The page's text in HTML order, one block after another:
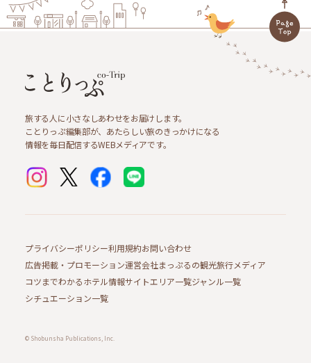
旅する人に小さなしあわせをお届けします。
ことりっぷ編集部が、あたらしい旅のきっかけになる
情報を毎日配信するWEBメディアです。
プライバシーポリシー利用規約お問い合わせ
広告掲載・プロモーション運営会社まっぷるの観光旅行メディア
コツまでわかるホテル情報サイトエリア一覧ジャンル一覧
シチュエーション一覧
© Shobunsha Publications, Inc.